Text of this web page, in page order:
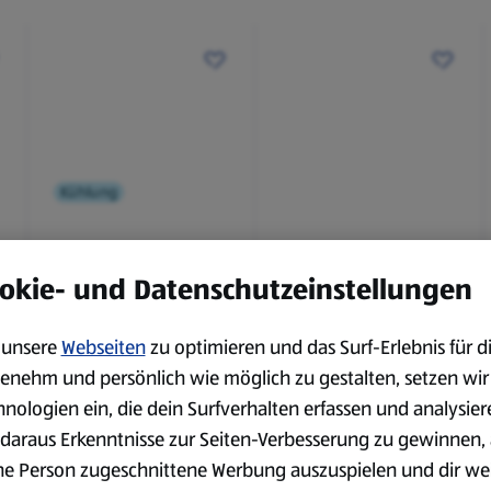
Kühlung
Laugenbaguette mit
Kräuterbutter 175 g
(4,51 €/1 kg)
Spare 38 %
0,79 € 1,29 €
Bianco Toscana IGT
0,75 l
(3,72 €/1 l)
Spare 20 %
2,79 € 3,49 €
und Datenschutzeinstellungen
Webseitenzu optimieren und das Surf-Erlebnis für
und persönlich wie möglich zu gestalten, setzen wir
ein, die dein Surfverhalten erfassen und
Erkenntnisse zur Seiten-Verbesserung zu gewinnen,
Person zugeschnittene Werbung auszuspielen und dir